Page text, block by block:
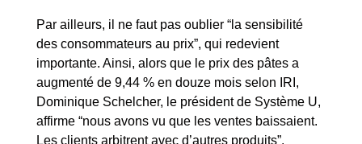
Par ailleurs, il ne faut pas oublier “la sensibilité
des consommateurs au prix”, qui redevient
importante. Ainsi, alors que le prix des pâtes a
augmenté de 9,44 % en douze mois selon IRI,
Dominique Schelcher, le président de Système U,
affirme “nous avons vu que les ventes baissaient.
Les clients arbitrent avec d’autres produits”.